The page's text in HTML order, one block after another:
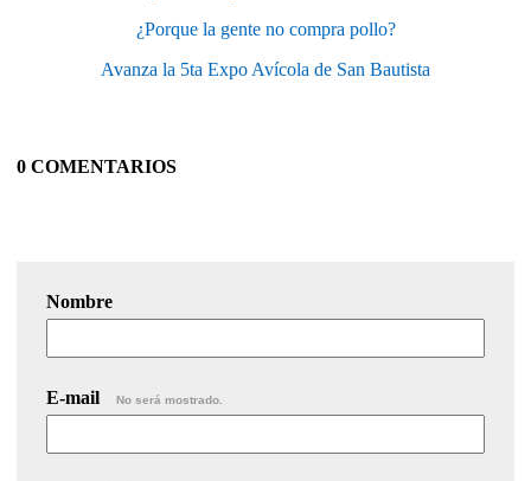
¿Porque la gente no compra pollo?
Avanza la 5ta Expo Avícola de San Bautista
0 COMENTARIOS
Nombre
E-mail No será mostrado.